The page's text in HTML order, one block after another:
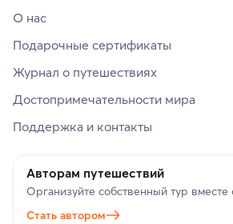
О нас
Подарочные сертификаты
Журнал о путешествиях
Достопримечательности мира
Поддержка и контакты
Авторам путешествий
Организуйте собственный тур
Стать автором